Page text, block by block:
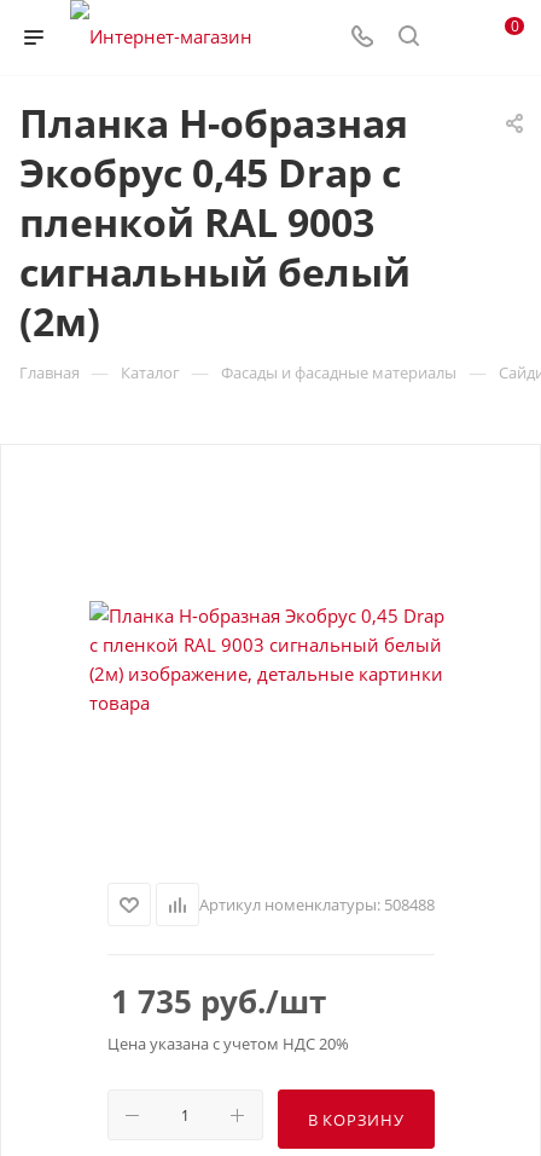
0
Планка H-образная
Экобрус 0,45 Drap с
пленкой RAL 9003
сигнальный белый
(2м)
Главная — Каталог — Фасады и фасадные материалы —
Артикул номенклатуры: 508488
1 735 руб./шт
Цена указана с учетом НДС 20%
В КОРЗИНУ